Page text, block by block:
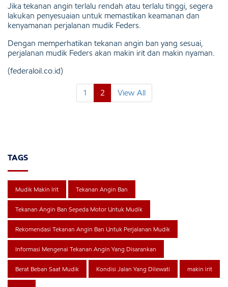
Jika tekanan angin terlalu rendah atau terlalu tinggi, segera
lakukan penyesuaian untuk memastikan keamanan dan
kenyamanan perjalanan mudik Feders.
Dengan memperhatikan tekanan angin ban yang sesuai,
perjalanan mudik Feders akan makin irit dan makin nyaman.
(federaloil.co.id)
1 2 View All
TAGS
Mudik Makin Irit Tekanan Angin Ban
Tekanan Angin Ban Sepeda Motor Untuk Mudik
Rekomendasi Tekanan Angin Ban Untuk Perjalanan Mudik
Informasi Mengenai Tekanan Angin Yang Disarankan
Berat Beban Saat Mudik Kondisi Jalan Yang Dilewati makin irit